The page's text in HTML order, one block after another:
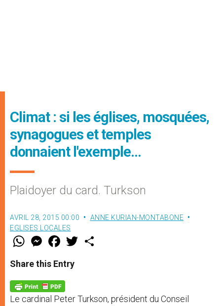
Climat : si les églises, mosquées,
synagogues et temples
donnaient l'exemple…
Plaidoyer du card. Turkson
AVRIL 28, 2015 00:00
ANNE KURIAN-MONTABONE
EGLISES LOCALES
W
t
s
p
p
M
e
s
e
g
e
r
F
a
e
b
o
k
w
Share this Entry
Le cardinal Peter Turkson, président du Conseil